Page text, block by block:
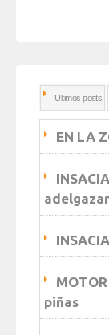
Ultimos posts
EN LA
piñas